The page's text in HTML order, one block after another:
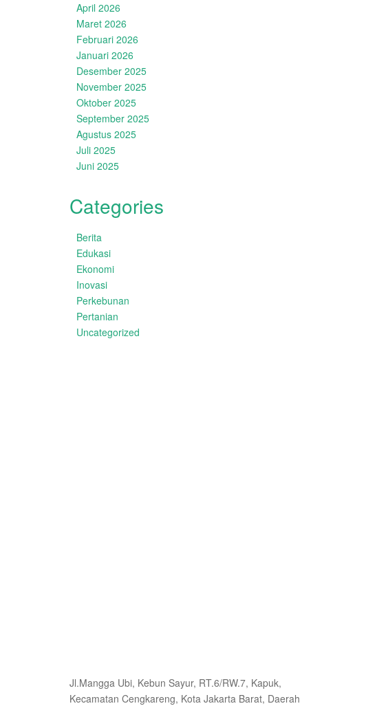
April 2026
Maret 2026
Februari 2026
Januari 2026
Desember 2025
November 2025
Oktober 2025
September 2025
Agustus 2025
Juli 2025
Juni 2025
Categories
Berita
Edukasi
Ekonomi
Inovasi
Perkebunan
Pertanian
Uncategorized
Jl.Mangga Ubi, Kebun Sayur, RT.6/RW.7, Kapuk,
Kecamatan Cengkareng, Kota Jakarta Barat, Daerah